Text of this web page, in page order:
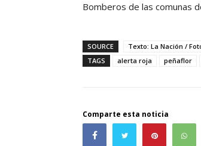
Bomberos de las comunas
SOURCE
Texto: La Nación /
TAGS
alerta roja peñaflor
Comparte esta noticia